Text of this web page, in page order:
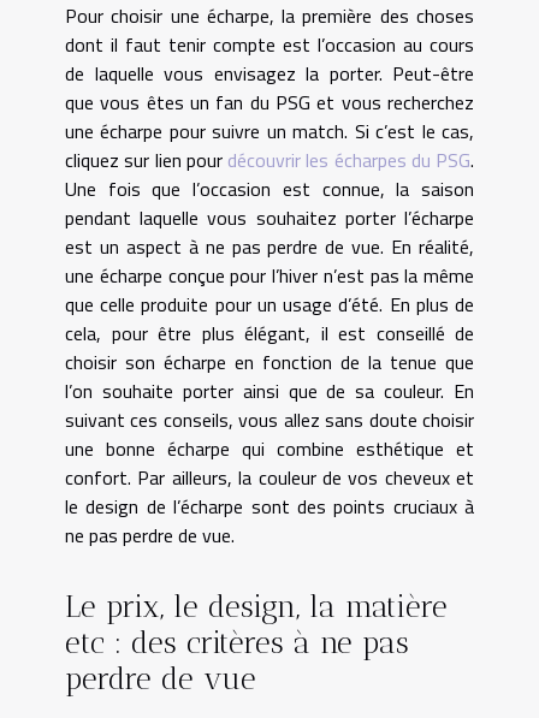
Pour choisir une écharpe, la première des choses
dont il faut tenir compte est l’occasion au cours
de laquelle vous envisagez la porter. Peut-être
que vous êtes un fan du PSG et vous recherchez
une écharpe pour suivre un match. Si c’est le cas,
cliquez sur lien pour découvrir les écharpes du PSG.
Une fois que l’occasion est connue, la saison
pendant laquelle vous souhaitez porter l’écharpe
est un aspect à ne pas perdre de vue. En réalité,
une écharpe conçue pour l’hiver n’est pas la même
que celle produite pour un usage d’été. En plus de
cela, pour être plus élégant, il est conseillé de
choisir son écharpe en fonction de la tenue que
l’on souhaite porter ainsi que de sa couleur. En
suivant ces conseils, vous allez sans doute choisir
une bonne écharpe qui combine esthétique et
confort. Par ailleurs, la couleur de vos cheveux et
le design de l’écharpe sont des points cruciaux à
ne pas perdre de vue.
Le prix, le design, la matière
etc : des critères à ne pas
perdre de vue